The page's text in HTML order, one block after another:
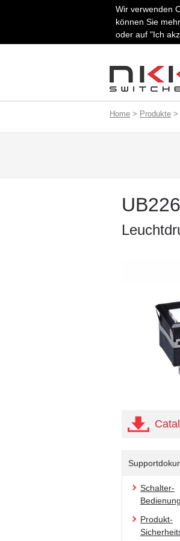
Wir verwenden
können Sie
oder auf "Ich
Home > Produkte >
Schalter-
Produkt-